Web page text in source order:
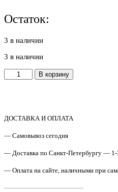
Остаток:
3 в наличии
3 в наличии
Количество
товара
Дверца
в
Brother
L5100DN
В корзину
ДОСТАВКА И ОПЛАТА
— Самовывоз сегодня
— Доставка по Санкт-Петербургу — 1-
— Оплата на сайте, наличными при
————————————